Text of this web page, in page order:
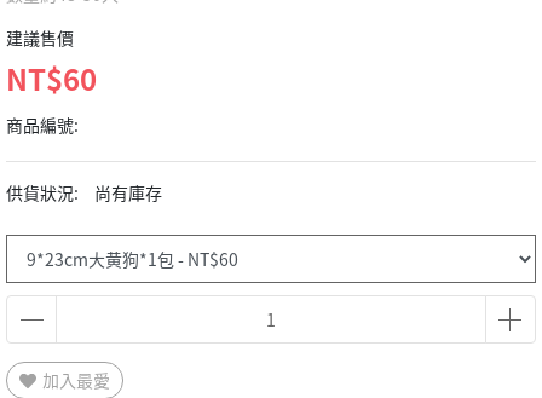
建議售價
NT$60
商品編號:
供貨狀況: 尚有庫存
加入最愛